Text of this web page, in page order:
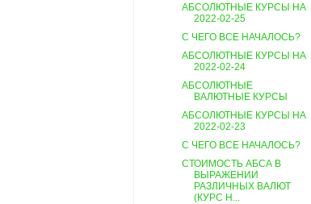
АБСОЛЮТНЫЕ КУРСЫ НА
2022-02-25
С ЧЕГО ВСЕ НАЧАЛОСЬ?
АБСОЛЮТНЫЕ КУРСЫ НА
2022-02-24
АБСОЛЮТНЫЕ
ВАЛЮТНЫЕ КУРСЫ
АБСОЛЮТНЫЕ КУРСЫ НА
2022-02-23
С ЧЕГО ВСЕ НАЧАЛОСЬ?
СТОИМОСТЬ АБСА В
ВЫРАЖЕНИИ
РАЗЛИЧНЫХ ВАЛЮТ
(КУРС Н...